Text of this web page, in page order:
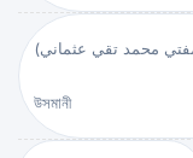
(شيخ الاسلام مفتي محمد تقي عثماني) শাইখুল ইসলাম মুফতী মুহাম্মদ তাকী
উসমানী